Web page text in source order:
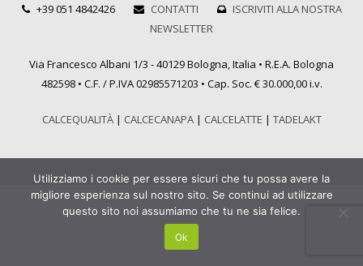
+39 051 4842426 CONTATTI
ISCRIVITI ALLA NOSTRA
NEWSLETTER
Via Francesco Albani 1/3 - 40129 Bologna, Italia • R.E.A. Bologna
482598 • C.F. / P.IVA 02985571203 • Cap. Soc. € 30.000,00 i.v.
CALCEQUALITÀ| CALCECANAPA| CALCELATTE | TADELAKT
Utilizziamo i cookie per essere sicuri che tu possa avere la
migliore esperienza sul nostro sito. Se continui ad utilizzare
questo sito noi assumiamo che tu ne sia felice.
Ok